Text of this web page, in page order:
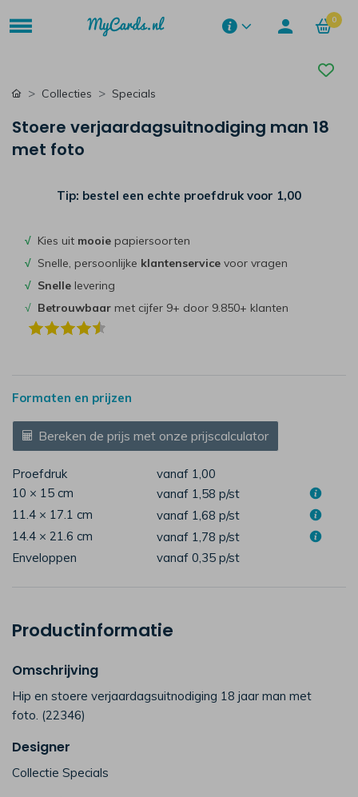
0
Collecties Specials
Stoere verjaardagsuitnodiging man 18
met foto
Tip: bestel een echte proefdruk voor 1,00
√ Kies uit mooie papiersoorten
√ Snelle, persoonlijke klantenservice voor vragen
√ Snelle levering
√ Betrouwbaar met cijfer 9+ door 9.850+ klanten
Formaten en prijzen
Bereken de prijs met onze prijscalculator
Proefdruk
vanaf 1,00
10 × 15 cm
vanaf 1,58 p/st
11.4 × 17.1 cm
vanaf 1,68 p/st
14.4 × 21.6 cm
vanaf 1,78 p/st
Enveloppen
vanaf 0,35 p/st
Productinformatie
Omschrijving
Hip en stoere verjaardagsuitnodiging 18 jaar man met
foto. (22346)
Designer
Collectie Specials